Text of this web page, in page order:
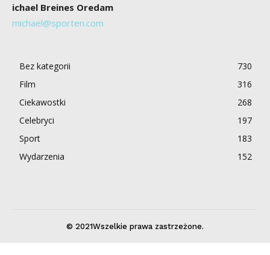
ichael Breines Oredam
michael@sporten.com
Bez kategorii
730
Film
316
Ciekawostki
268
Celebryci
197
Sport
183
Wydarzenia
152
© 2021Wszelkie prawa zastrzeżone.